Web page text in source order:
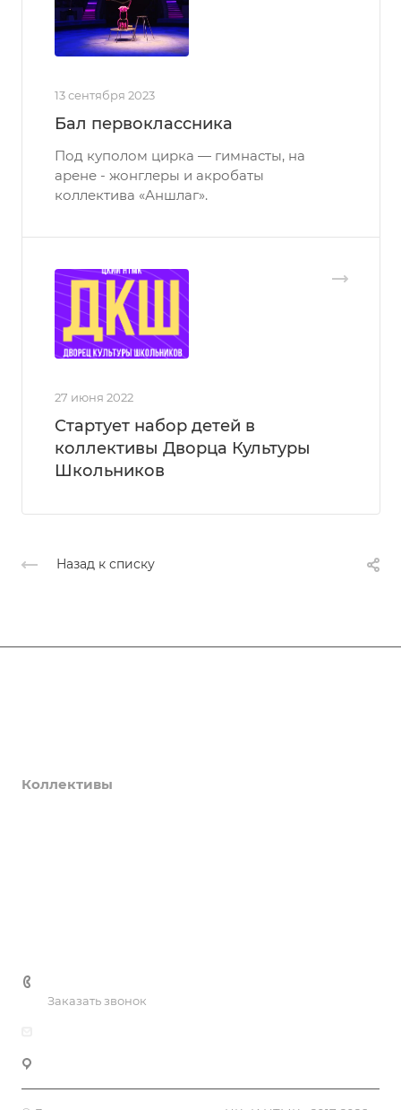
13 сентября 2023
Бал первоклассника
Под куполом цирка — гимнасты, на
арене - жонглеры и акробаты
коллектива «Аншлаг».
27 июня 2022
Стартует набор детей в
коллективы Дворца Культуры
Школьников
Назад к списку
Коллективы
Заказать звонок